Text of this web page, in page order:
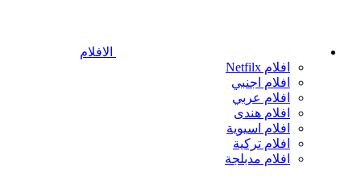
الافلام
افلام Netfilx
افلام اجنبي
افلام عربي
افلام هندى
افلام اسيوية
افلام تركية
افلام مدبلجة